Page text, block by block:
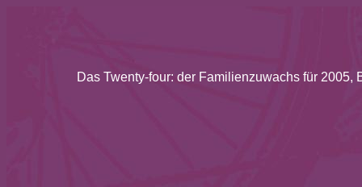
Das Twenty-four: der Familienzuwachs für 2005,